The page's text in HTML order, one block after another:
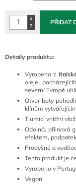
PŘIDAT
Detaily produktu:
Vyrobeno z
oleje
severní Evropě
Otvor boty
klínům
Tlumící vnitřní
Odolná, přilnavá
efektem,
Prodyšné a
Tento produkt je
Vyrobeno v
Vegan